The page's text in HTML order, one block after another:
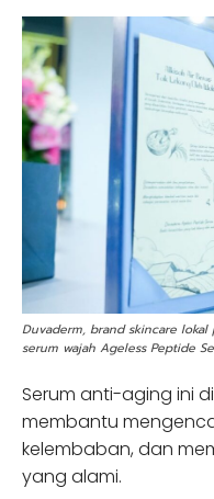
Duvaderm, brand skincare
serum wajah Ageless Peptide
Serum anti-aging ini
membantu
kelembaban, dan
yang alami.